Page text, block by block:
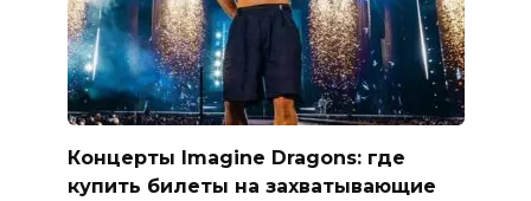
Концерты Imagine Dragons: где
купить билеты на захватывающие